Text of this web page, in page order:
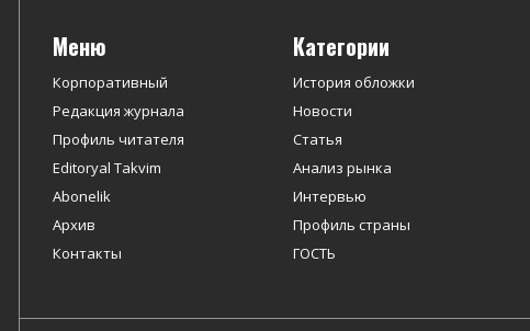
Меню
Корпоративный
Редакция журнала
Профиль читателя
Editoryal Takvim
Abonelik
Архив
Контакты
Категории
История обложки
Новости
Статья
Анализ рынка
Интервью
Профиль страны
ГОСТЬ